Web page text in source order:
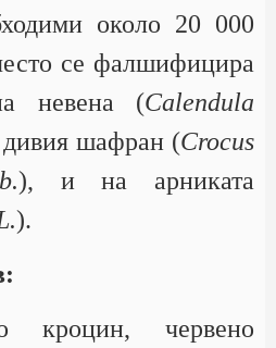
около 20 000
се фалшифицира
невена (Calendula
шафран (Crocus
), и на арниката
).
кроцин, червено